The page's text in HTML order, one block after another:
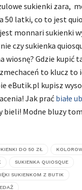
sukienki zara,
50 latki, co to jest
monnari sukienki
czy sukienka
wiosnę? Gdzie kupić
to klucz to
eButik.pl kupisz
Jak prać białe
bieli! Modne bluzy
DO 50 ZŁ
SUKIENKA QUIOSQUE
SUKIENKOM Z BUTIK